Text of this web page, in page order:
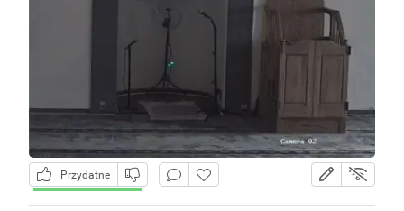
Przydatne